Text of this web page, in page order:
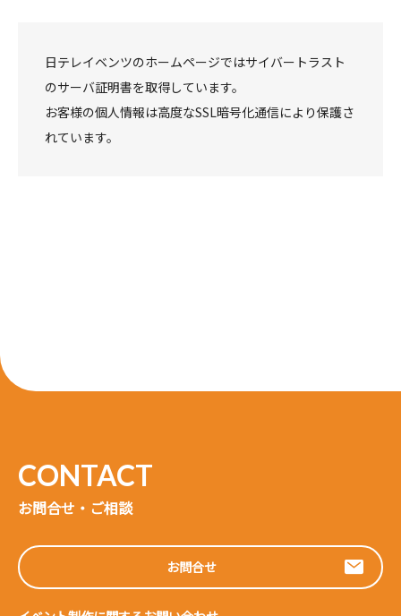
〒105-0021 東京都港区東新橋2-5-14 5F
株式会社日テレイベンツ 個人情報問合せ窓口
日テレイベンツのホームページではサイバートラスト
のサーバ証明書を取得しています。
お客様の個人情報は高度なSSL暗号化通信により保護さ
れています。
お問合せ・ご相談
お問合せ